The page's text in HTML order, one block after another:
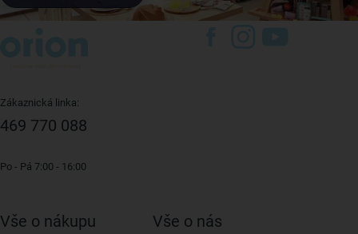
Zákaznická linka:
469 770 088
Po - Pá 7:00 - 16:00
Vše o nákupu Vše o nás